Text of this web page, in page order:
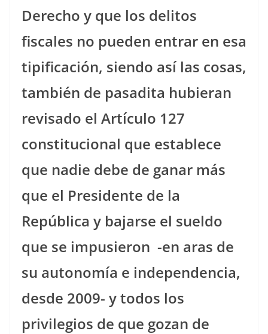
Derecho y que los delitos
fiscales no pueden entrar en esa
tipificación, siendo así las cosas,
también de pasadita hubieran
revisado el Artículo 127
constitucional que establece
que nadie debe de ganar más
que el Presidente de la
República y bajarse el sueldo
que se impusieron -en aras de
su autonomía e independencia,
desde 2009- y todos los
privilegios de que gozan de